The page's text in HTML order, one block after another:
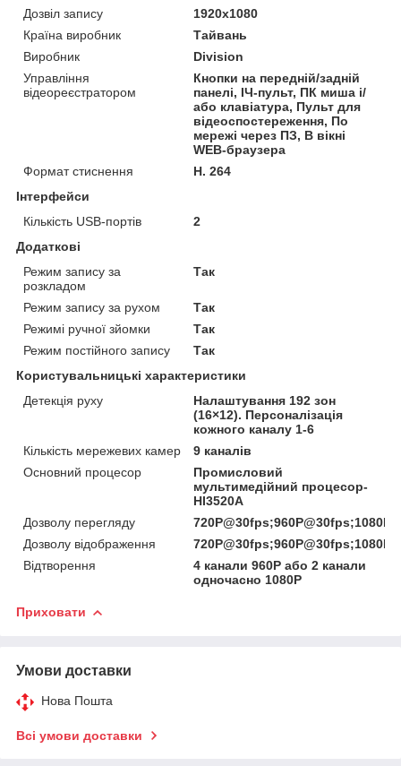
Дозвіл запису
1920х1080
Країна виробник
Тайвань
Виробник
Division
Управління
відеореєстратором
Кнопки на передній/задній
панелі, ІЧ-пульт, ПК миша і/
або клавіатура, Пульт для
відеоспостереження, По
мережі через ПЗ, В вікні
WEB-браузера
Формат стиснення
H. 264
Інтерфейси
Кількість USB-портів
2
Додаткові
Режим запису за
розкладом
Так
Режим запису за рухом
Так
Режимі ручної зйомки
Так
Режим постійного запису
Так
Користувальницькі характеристики
Детекція руху
Налаштування 192 зон
(16×12). Персоналізація
кожного каналу 1-6
Кількість мережевих камер
9 каналів
Основний процесор
Промисловий
мультимедійний процесор-
HI3520A
Дозволу перегляду
Дозволу відображення
Відтворення
4 канали 960P або 2 канали
одночасно 1080P
Приховати
Умови доставки
Нова Пошта
Всі умови доставки